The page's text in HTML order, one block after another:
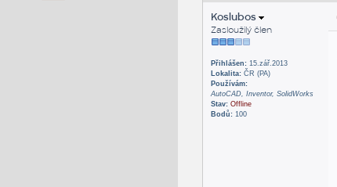
Koslubos
Zasloužilý člen
Přihlášen:15.zář.2013
Lokalita:ČR (PA)
Používám:
AutoCAD, Inventor, SolidWorks
Stav: Offline
Bodů:100